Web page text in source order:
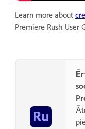
Learn more about
Premiere Rush User